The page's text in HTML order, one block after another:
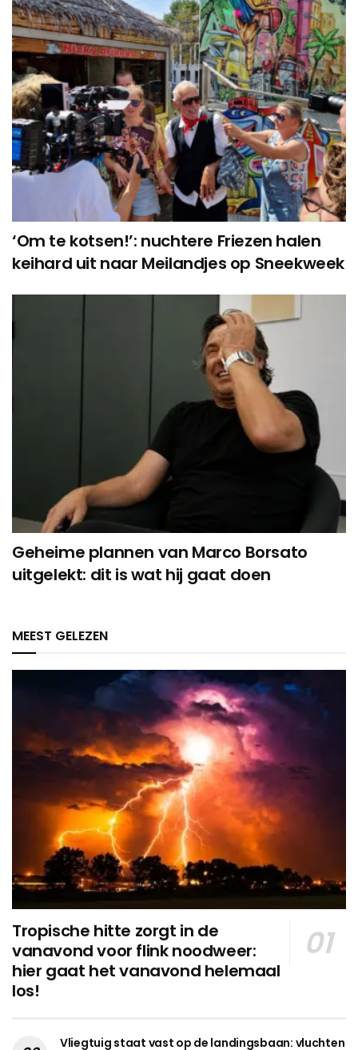
‘Om te kotsen!’: nuchtere Friezen halen
keihard uit naar Meilandjes op Sneekweek
Geheime plannen van Marco Borsato
uitgelekt: dit is wat hij gaat doen
MEEST GELEZEN
Tropische hitte zorgt in de
vanavond voor flink noodweer:
hier gaat het vanavond helemaal
los!
Vliegtuig staat vast op de landingsbaan: vluchten